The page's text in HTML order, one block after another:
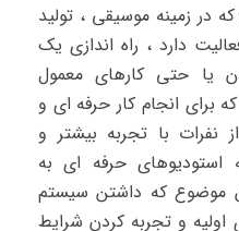
در زمینه موسیقی ، تولید
دارد ، راه اندازی یک
یا حتی کارهای معمول
انجام کار حرفه ای و
نفرات با تجربه بیشتر و
استودیوهای حرفه ای به
موضوع که داشتن سیستم
و تجربه کردن شرایط